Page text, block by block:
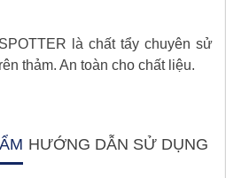
là chất tẩy chuyên sử
thảm. An toàn cho chất liệu.
HƯỚNG DẪN SỬ DỤNG